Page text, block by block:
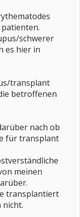
schwerer
es hier in
transplant
betroffenen
nach ob
für transplant
meinen
transplantiert
nicht.